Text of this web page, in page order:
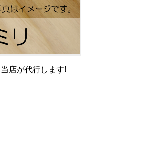
店が代行します!